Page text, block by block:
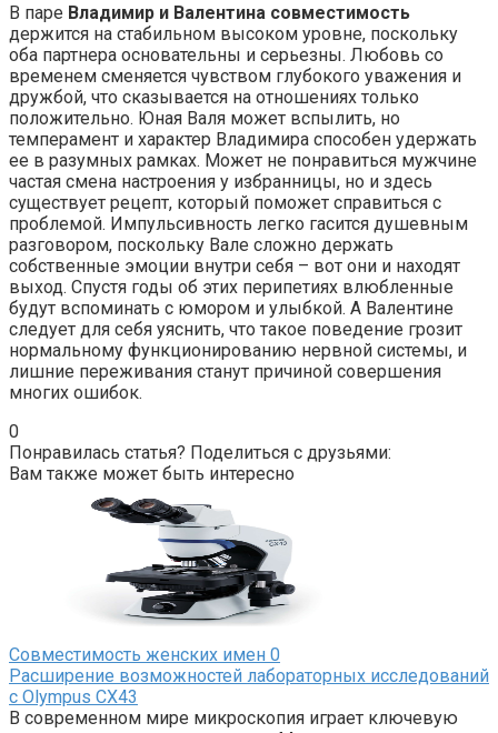
В паре Владимир и Валентина совместимость
держится на стабильном высоком уровне, поскольку
оба партнера основательны и серьезны. Любовь со
временем сменяется чувством глубокого уважения и
дружбой, что сказывается на отношениях только
положительно. Юная Валя может вспылить, но
темперамент и характер Владимира способен удержать
ее в разумных рамках. Может не понравиться мужчине
частая смена настроения у избранницы, но и здесь
существует рецепт, который поможет справиться с
проблемой. Импульсивность легко гасится душевным
разговором, поскольку Вале сложно держать
собственные эмоции внутри себя – вот они и находят
выход. Спустя годы об этих перипетиях влюбленные
будут вспоминать с юмором и улыбкой. А Валентине
следует для себя уяснить, что такое поведение грозит
нормальному функционированию нервной системы, и
лишние переживания станут причиной совершения
многих ошибок.
0
Понравилась статья? Поделиться с друзьями:
Вам также может быть интересно
Совместимость женских имен 0
Расширение возможностей лабораторных исследований
с Olympus CX43
В современном мире микроскопия играет ключевую